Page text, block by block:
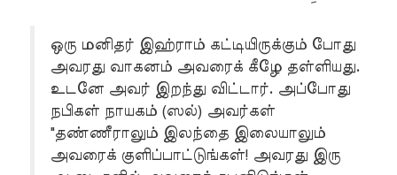
ஒரு மனிதர் இஹ்ராம் கட்டியிருக்கும் போது
அவரது வாகனம் அவரைக் கீழே தள்ளியது.
உடனே அவர் இறந்து விட்டார். அப்போது
நபிகள் நாயகம் (ஸல்) அவர்கள்
"தண்ணீராலும் இலந்தை இலையாலும்
அவரைக் குளிப்பாட்டுங்கள்! அவரது இரு